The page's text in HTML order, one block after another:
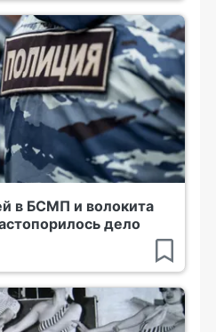
в БСМП и волокита
дело